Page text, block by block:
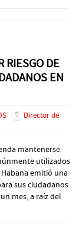
RIESGO DE
EN
Director de
mantenerse
utilizados
Habana emitió una
sus ciudadanos
mes, a raíz del